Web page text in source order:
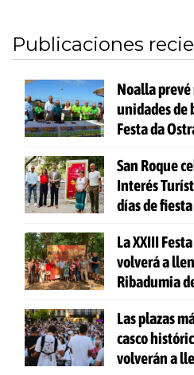
Publicaciones
Noalla
unidades de
Festa da
San Roque
Interés
días de
La XXIII
volverá a
Ribadumia
todas las
Las plazas
casco
volverán a